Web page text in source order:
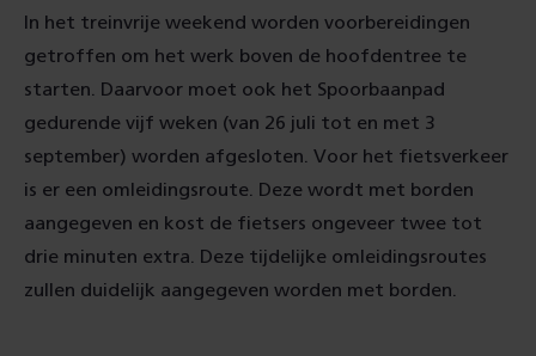
In het treinvrije weekend worden voorbereidingen
getroffen om het werk boven de hoofdentree te
starten. Daarvoor moet ook het Spoorbaanpad
gedurende vijf weken (van 26 juli tot en met 3
september) worden afgesloten. Voor het fietsverkeer
is er een omleidingsroute. Deze wordt met borden
aangegeven en kost de fietsers ongeveer twee tot
drie minuten extra. Deze tijdelijke omleidingsroutes
zullen duidelijk aangegeven worden met borden.